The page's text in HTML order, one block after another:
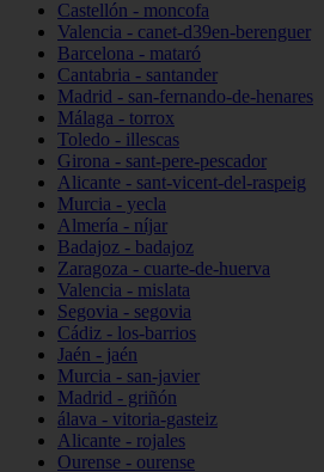
Castellón - moncofa
Valencia - canet-d39en-berenguer
Barcelona - mataró
Cantabria - santander
Madrid - san-fernando-de-henares
Málaga - torrox
Toledo - illescas
Girona - sant-pere-pescador
Alicante - sant-vicent-del-raspeig
Murcia - yecla
Almería - níjar
Badajoz - badajoz
Zaragoza - cuarte-de-huerva
Valencia - mislata
Segovia - segovia
Cádiz - los-barrios
Jaén - jaén
Murcia - san-javier
Madrid - griñón
álava - vitoria-gasteiz
Alicante - rojales
Ourense - ourense